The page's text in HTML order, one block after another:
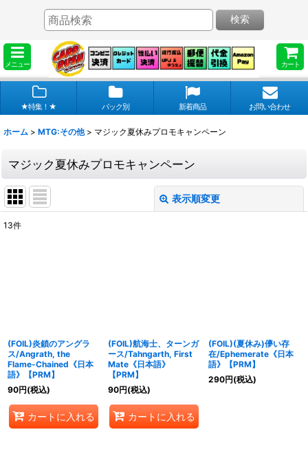
メニュー カート
検索
★特集！★ パック別 新着商品 お問い合わせ
ホーム > MTG:その他 > マジック夏休みプロモキャンペーン
マジック夏休みプロモキャンペーン
表示順変更
絞り込む
13件
(FOIL)炎鎖のアングラ
ス/Angrath, the
Flame-Chained《日本
語》【PRM】
90円(税込)
カートに入れる
(FOIL)航海士、ターンガ
ース/Tahngarth, First
Mate《日本語》
【PRM】
90円(税込)
カートに入れる
(FOIL)(夏休み)儚い存
在/Ephemerate《日本
語》【PRM】
290円(税込)